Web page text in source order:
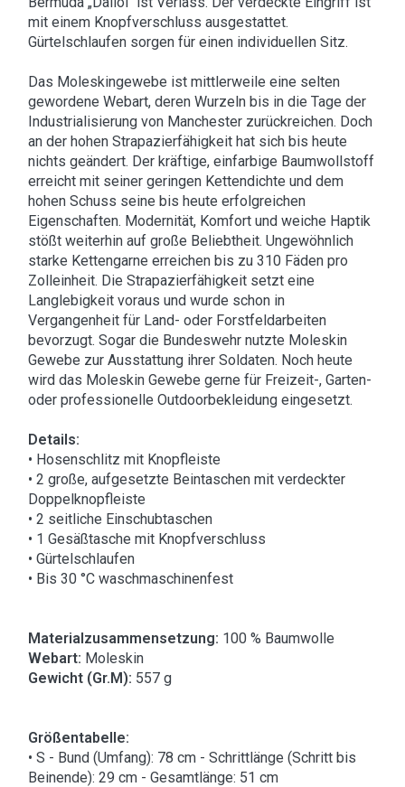
mit einem Knopfverschluss ausgestattet.
Gürtelschlaufen sorgen für einen individuellen Sitz.
Das Moleskingewebe ist mittlerweile eine selten
gewordene Webart, deren Wurzeln bis in die Tage der
Industrialisierung von Manchester zurückreichen. Doch
an der hohen Strapazierfähigkeit hat sich bis heute
nichts geändert. Der kräftige, einfarbige Baumwollstoff
erreicht mit seiner geringen Kettendichte und dem
hohen Schuss seine bis heute erfolgreichen
Eigenschaften. Modernität, Komfort und weiche Haptik
stößt weiterhin auf große Beliebtheit. Ungewöhnlich
starke Kettengarne erreichen bis zu 310 Fäden pro
Zolleinheit. Die Strapazierfähigkeit setzt eine
Langlebigkeit voraus und wurde schon in
Vergangenheit für Land- oder Forstfeldarbeiten
bevorzugt. Sogar die Bundeswehr nutzte Moleskin
Gewebe zur Ausstattung ihrer Soldaten. Noch heute
wird das Moleskin Gewebe gerne für Freizeit-, Garten-
oder professionelle Outdoorbekleidung eingesetzt.
Details:
• Hosenschlitz mit Knopfleiste
• 2 große, aufgesetzte Beintaschen mit verdeckter
Doppelknopfleiste
• 2 seitliche Einschubtaschen
• 1 Gesäßtasche mit Knopfverschluss
• Gürtelschlaufen
• Bis 30 °C waschmaschinenfest
Materialzusammensetzung: 100 % Baumwolle
Webart: Moleskin
Gewicht (Gr.M): 557 g
Größentabelle:
• S - Bund (Umfang): 78 cm - Schrittlänge (Schritt bis
Beinende): 29 cm - Gesamtlänge: 51 cm